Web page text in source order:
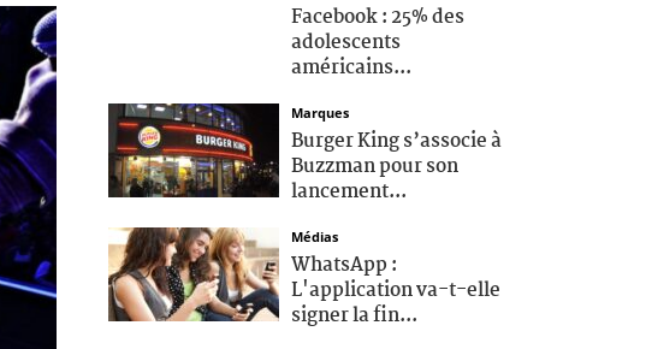
Facebook : 25% des
adolescents
américains...
Marques
Burger King s’associe à
Buzzman pour son
lancement...
Médias
WhatsApp :
L'application va-t-elle
signer la fin...